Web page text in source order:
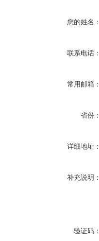
您的姓名
联系电话
常用邮箱
省份
详细地址
补充说明
验证码